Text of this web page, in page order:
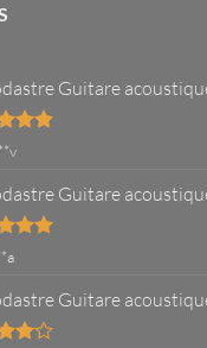
Guitare
5sur
Guitare
5
Guitare